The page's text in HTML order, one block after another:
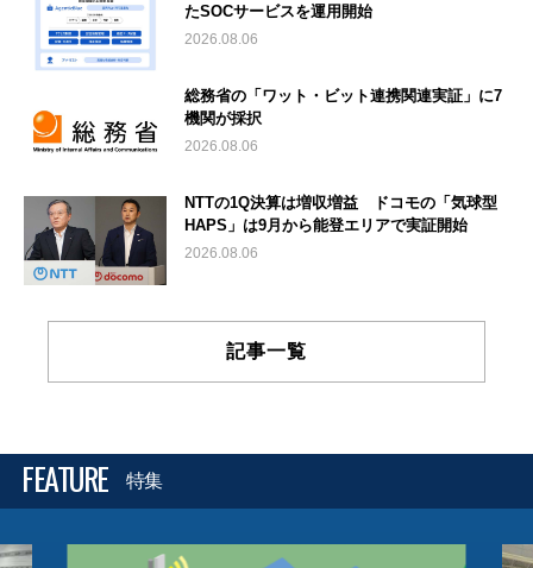
たSOCサービスを運用開始
2026.08.06
総務省の「ワット・ビット連携関連実証」に7
機関が採択
2026.08.06
NTTの1Q決算は増収増益 ドコモの「気球型
HAPS」は9月から能登エリアで実証開始
2026.08.06
記事一覧
FEATURE 特集